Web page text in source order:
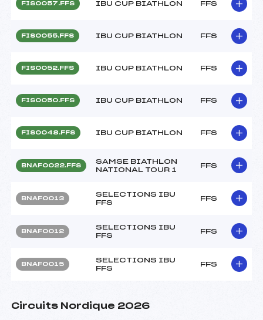
FIS0057.FFS IBU CUP BIATHLON FFS
FIS0055.FFS IBU CUP BIATHLON FFS
FIS0052.FFS IBU CUP BIATHLON FFS
FIS0050.FFS IBU CUP BIATHLON FFS
FIS0048.FFS IBU CUP BIATHLON FFS
BNAF0022.FFS
SAMSE BIATHLON
NATIONAL TOUR 1
FFS
BNAF0013
SELECTIONS IBU
FFS
FFS
BNAF0012
SELECTIONS IBU
FFS
FFS
BNAF0015
SELECTIONS IBU
FFS
FFS
Circuits Nordique 2026